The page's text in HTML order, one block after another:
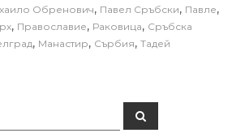
Обренович, Павел Сръбски, Павле,
, Православие, Раковица, Сръбска
, Манастир, Сърбия, Тадей
S
e